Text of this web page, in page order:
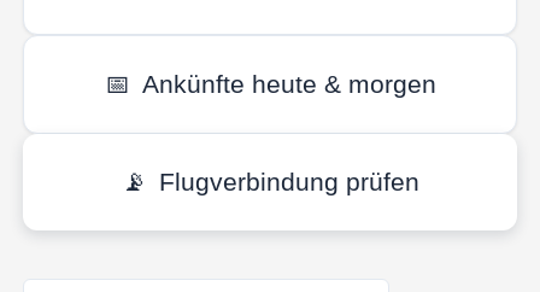
📅 Ankünfte heute & morgen
📡 Flugverbindung prüfen